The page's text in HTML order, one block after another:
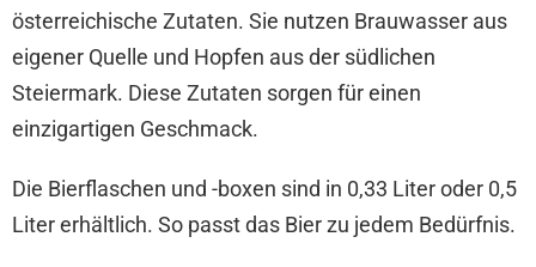
österreichische Zutaten. Sie nutzen Brauwasser aus
eigener Quelle und Hopfen aus der südlichen
Steiermark. Diese Zutaten sorgen für einen
einzigartigen Geschmack.
Die Bierflaschen und -boxen sind in 0,33 Liter oder 0,5
Liter erhältlich. So passt das Bier zu jedem Bedürfnis.